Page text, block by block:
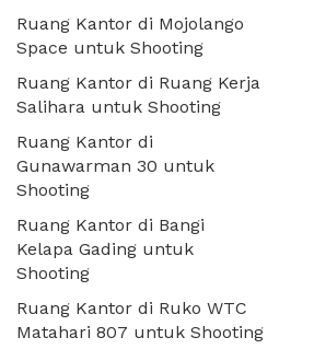
Ruang Kantor di Mojolango
Space untuk Shooting
Ruang Kantor di Ruang Kerja
Salihara untuk Shooting
Ruang Kantor di
Gunawarman 30 untuk
Shooting
Ruang Kantor di Bangi
Kelapa Gading untuk
Shooting
Ruang Kantor di Ruko WTC
Matahari 807 untuk Shooting